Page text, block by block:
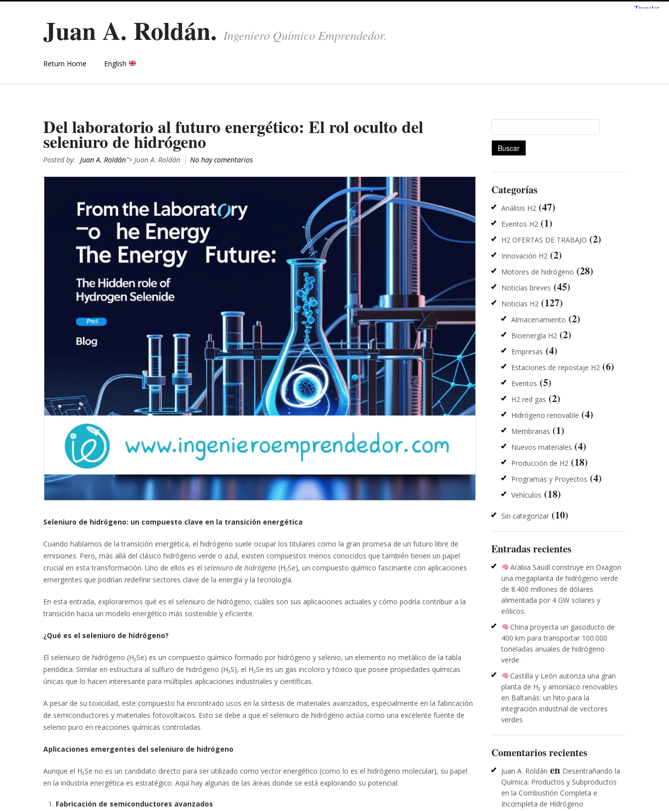
Juan A. Roldán. Ingeniero Químico Emprendedor.
Return Home English
Del laboratorio al futuro energético: El rol oculto del
seleniuro de hidrógeno
Posted by: Juan A. Roldán"> Juan A. Roldán No hay comentarios
Seleniuro de hidrógeno: un compuesto clave en la transición energética
Cuando hablamos de la transición energética, el hidrógeno suele ocupar los titulares como la gran promesa de un futuro libre de
emisiones. Pero, más allá del clásico hidrógeno verde o azul, existen compuestos menos conocidos que también tienen un papel
crucial en esta transformación. Uno de ellos es el seleniuro de hidrógeno (H₂Se), un compuesto químico fascinante con aplicaciones
emergentes que podrían redefinir sectores clave de la energía y la tecnología.
En esta entrada, exploraremos qué es el seleniuro de hidrógeno, cuáles son sus aplicaciones actuales y cómo podría contribuir a la
transición hacia un modelo energético más sostenible y eficiente.
¿Qué es el seleniuro de hidrógeno?
El seleniuro de hidrógeno (H₂Se) es un compuesto químico formado por hidrógeno y selenio, un elemento no metálico de la tabla
periódica. Similar en estructura al sulfuro de hidrógeno (H₂S), el H₂Se es un gas incoloro y tóxico que posee propiedades químicas
únicas que lo hacen interesante para múltiples aplicaciones industriales y científicas.
A pesar de su toxicidad, este compuesto ha encontrado usos en la síntesis de materiales avanzados, especialmente en la fabricación
de semiconductores y materiales fotovoltaicos. Esto se debe a que el seleniuro de hidrógeno actúa como una excelente fuente de
selenio puro en reacciones químicas controladas.
Aplicaciones emergentes del seleniuro de hidrógeno
Aunque el H₂Se no es un candidato directo para ser utilizado como vector energético (como lo es el hidrógeno molecular), su papel
en la industria energética es estratégico. Aquí hay algunas de las áreas donde se está explorando su potencial:
Fabricación de semiconductores avanzados
Categorías
Análisis H2(47)
Eventos H2(1)
H2 OFERTAS DE TRABAJO (2)
Innovación H2(2)
Motores de hidrógeno (28)
Noticias breves (45)
Noticias H2(127)
Almacenamiento (2)
Bioenergía H2(2)
Empresas (4)
Estaciones de repostaje H2(6)
Eventos (5)
H2 red gas (2)
Hidrógeno renovable (4)
Membranas (1)
Nuevos materiales (4)
Producción de H2(18)
Programas y Proyectos (4)
Vehículos (18)
Sin categorizar(10)
Entradas recientes
Arabia Saudí construye en Oxagon
una megaplanta de hidrógeno verde
de 8.400 millones de dólares
alimentada por 4 GW solares y
eólicos.
China proyecta un gasoducto de
400 km para transportar 100.000
toneladas anuales de hidrógeno
verde.
Castilla y León autoriza una gran
planta de H₂ y amoníaco renovables
en Baltanás: un hito para la
integración industrial de vectores
verdes
Comentarios recientes
Juan A. Roldán en Desentrañando la
Química: Productos y Subproductos
en la Combustión Completa e
Incompleta de Hidrógeno